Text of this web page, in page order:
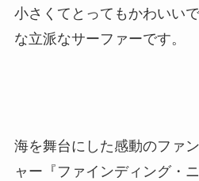
小さくてとってもかわいい
な立派なサーファーです。
海を舞台にした感動のファ
ャー『ファインディング・ニ